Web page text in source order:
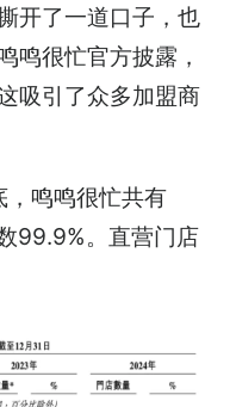
开了一道口子，也
鸣很忙官方披露，
吸引了众多加盟商
鸣鸣很忙共有
99.9%。直营门店